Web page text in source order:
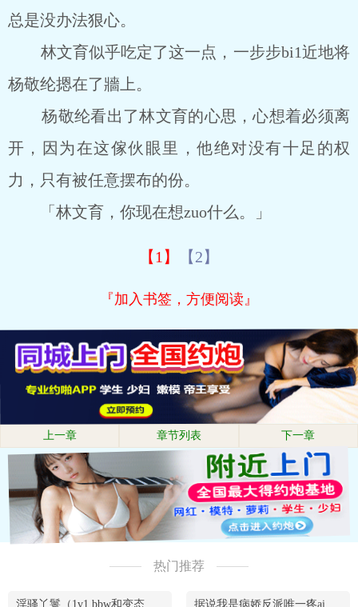
总是没办法狠心。
林文育似乎吃定了这一点，一步步bi1近地将
杨敬纶摁在了牆上。
杨敬纶看出了林文育的心思，心想着必须离
开，因为在这傢伙眼里，他绝对没有十足的权
力，只有被任意摆布的份。
「林文育，你现在想zuo什么。」
【1】 【2】
『加入书签，方便阅读』
上一章 章节列表 下一章
热门推荐